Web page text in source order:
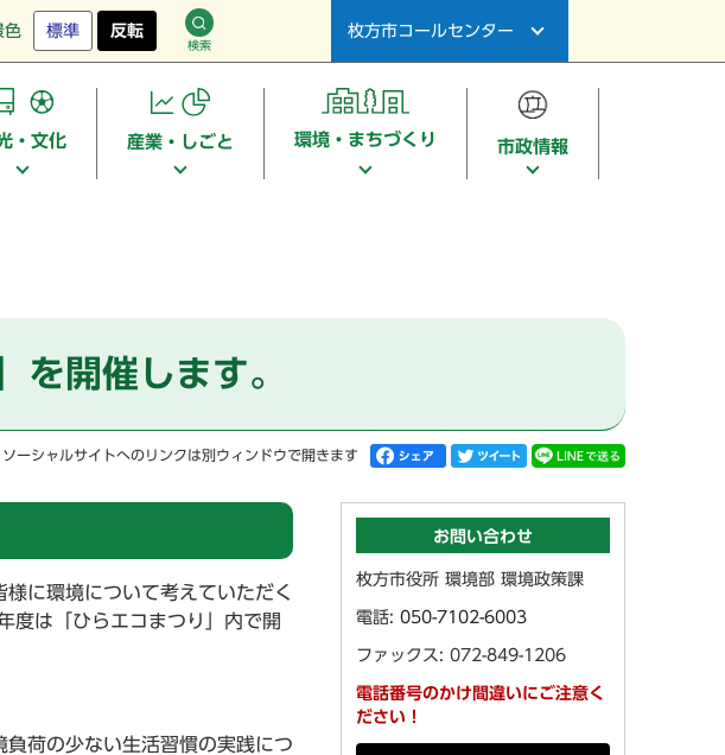
色 標準 反転
検索
枚方市コールセンター
・文化 産業・しごと 環境・まちづくり 市政情報
を開催します。
ソーシャルサイトへのリンクは別ウィンドウで開きます
に環境について考えていただく
度は「ひらエコまつり」内で開
荷の少ない生活習慣の実践につ
お問い合わせ
枚方市役所 環境部 環境政策課
電話: 050-7102-6003
ファックス: 072-849-1206
電話番号のかけ間違いにご注意く
ださい！